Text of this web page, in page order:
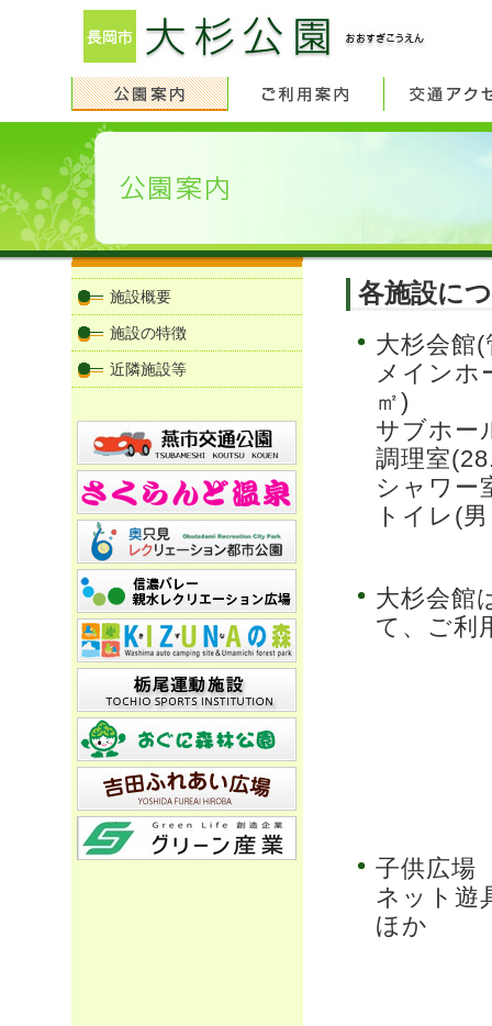
施設概要
施設の特徴
近隣施設等
各施設に
大杉会館
メインホ
㎡)
サブホー
調理室
シャワー
トイレ(
大杉会館
て、ご利
子供広場
ネット遊
ほか